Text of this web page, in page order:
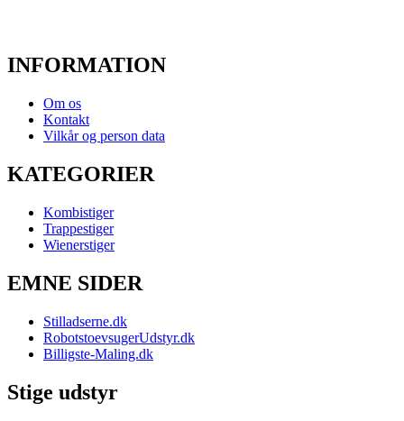
INFORMATION
Om os
Kontakt
Vilkår og person data
KATEGORIER
Kombistiger
Trappestiger
Wienerstiger
EMNE SIDER
Stilladserne.dk
RobotstoevsugerUdstyr.dk
Billigste-Maling.dk
Stige udstyr